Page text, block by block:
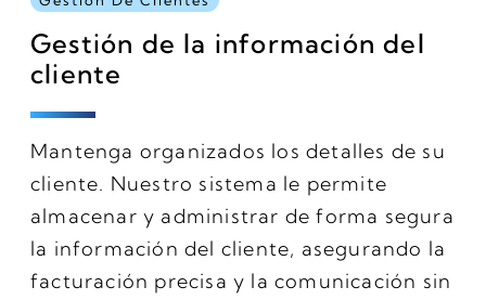
Gestión de la información del
cliente
Mantenga organizados los detalles de su
cliente. Nuestro sistema le permite
almacenar y administrar de forma segura
la información del cliente, asegurando la
facturación precisa y la comunicación sin